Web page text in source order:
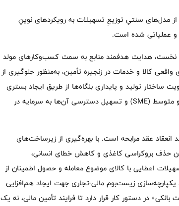
مدل‌های سنتیِ توزیعِ تسهیلات به رویکردهای نوینِ
نخست، هدایت هدفمند منابع به سمت کسب‌وکارهای مولد
واقعی کالا و خدمات در زنجیره تأمین، به‌منظور جلوگیری از
ساختار تولید و پایداری بنگاه‌ها از طریق ایجاد بستری
پایدار جهت حمایت از واحدهای تولیدی و خدماتی کوچک و متوسط (SME) و تسهیل دسترسی آن‌ها به سرمایه در
انعقاد عقد مرابحه است. با بهره‌گیری از زیرساخت‌های
حذف بروکراسی کاغذی و کاهش خطای انسانی،
اعطایی با کالای موضوع معامله و حصول اطمینان از
زیست‌بوم مالی-تجاری جهت ایجاد هم‌افزایی
در دستور کار قرار دارد تا فرایند تأمین مالی، نه یک